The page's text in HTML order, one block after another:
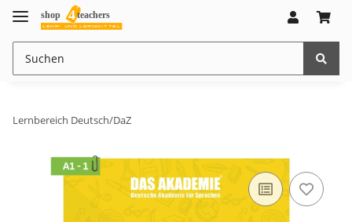
Lernbereich Deutsch/DaZ